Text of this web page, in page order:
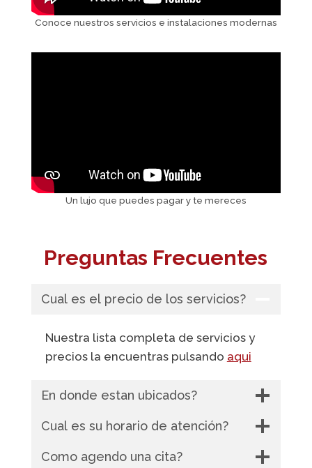
Conoce nuestros servicios e instalaciones modernas
Un lujo que puedes pagar y te mereces
Preguntas Frecuentes
Cual es el precio de los servicios?
Nuestra lista completa de servicios y
precios la encuentras pulsando aqui
En donde estan ubicados?
Cual es su horario de atención?
Como agendo una cita?